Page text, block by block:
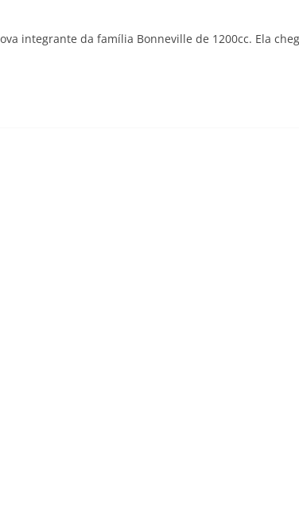
integrante da família Bonneville de 1200cc. Ela